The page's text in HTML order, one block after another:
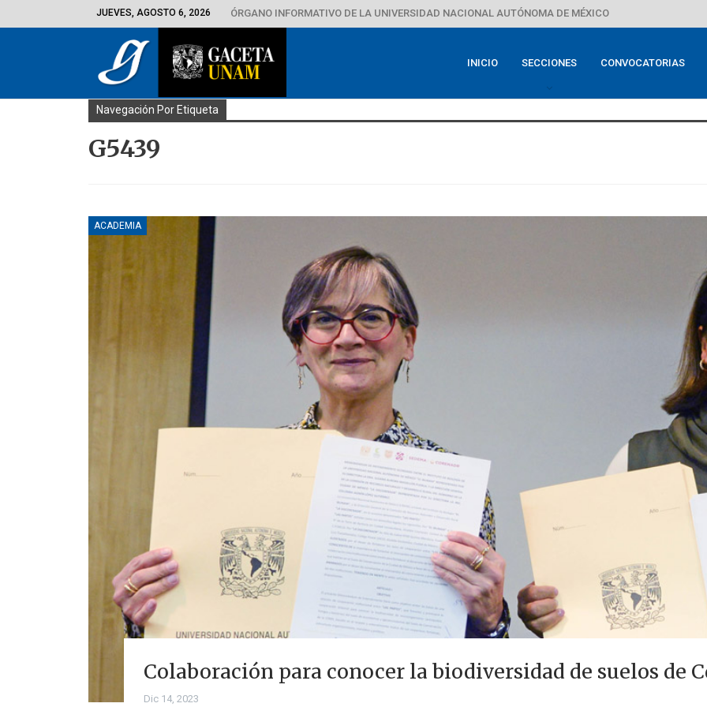
JUEVES, AGOSTO 6, 2026 ÓRGANO INFORMATIVO DE LA UNIVERSIDAD NACIONAL AUTÓNOMA DE MÉXICO
INICIO SECCIONES CONVOCATORIAS
Navegación Por Etiqueta
G5439
ACADEMIA
Colaboración para conocer la biodiversidad de suelos de
Dic 14, 2023